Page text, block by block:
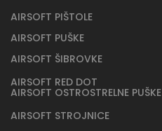
AIRSOFT PIŠTOLE
AIRSOFT PUŠKE
AIRSOFT ŠIBROVKE
AIRSOFT RED DOT
AIRSOFT OSTROSTRELNE PUŠKE
AIRSOFT STROJNICE